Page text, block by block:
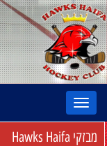
מבזקי Hawks Haifa